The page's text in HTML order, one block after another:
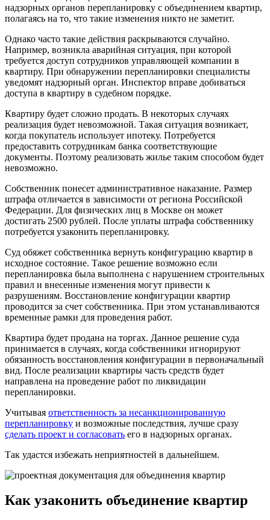
надзорных органов перепланировку с объединением квартир,
полагаясь на то, что такие изменения никто не заметит.
Однако часто такие действия раскрываются случайно.
Например, возникла аварийная ситуация, при которой
требуется доступ сотрудников управляющей компании в
квартиру. При обнаружении перепланировки специалисты
уведомят надзорный орган. Инспектор вправе добиваться
доступа в квартиру в судебном порядке.
Квартиру будет сложно продать. В некоторых случаях
реализация будет невозможной. Такая ситуация возникает,
когда покупатель использует ипотеку. Потребуется
предоставить сотрудникам банка соответствующие
документы. Поэтому реализовать жилье таким способом будет
невозможно.
Собственник понесет административное наказание. Размер
штрафа отличается в зависимости от региона Российской
Федерации. Для физических лиц в Москве он может
достигать 2500 рублей. После уплаты штрафа собственнику
потребуется узаконить перепланировку.
Суд обяжет собственника вернуть конфигурацию квартир в
исходное состояние. Такое решение возможно если
перепланировка была выполнена с нарушением строительных
правил и внесенные изменения могут привести к
разрушениям. Восстановление конфигурации квартир
проводится за счет собственника. При этом устанавливаются
временные рамки для проведения работ.
Квартира будет продана на торгах. Данное решение суда
принимается в случаях, когда собственники игнорируют
обязанность восстановления конфигурации в первоначальный
вид. После реализации квартиры часть средств будет
направлена на проведение работ по ликвидации
перепланировки.
Учитывая ответственность за несанкционированную
перепланировку и возможные последствия, лучше сразу
сделать проект и согласовать его в надзорных органах.
Так удастся избежать неприятностей в дальнейшем.
Как узаконить объединение квартир